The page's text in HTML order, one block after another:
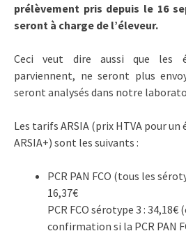
prélèvement pris depuis le 16
seront à charge de l’éleveur.
Ceci veut dire aussi que les
parviennent, ne seront plus
seront analysés dans notre
Les tarifs ARSIA (prix HTVA pour
ARSIA+) sont les suivants :
PCR PAN FCO (tous les
16,37€
PCR FCO sérotype 3 :
confirmation si la PCR PAN